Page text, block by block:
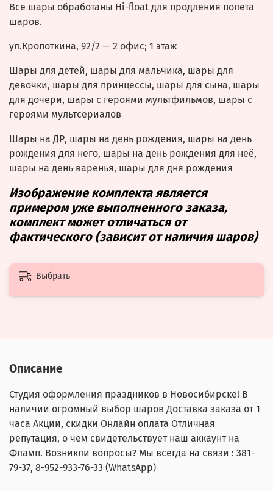
Все шары обработаны Hi-float для продления полета
шаров.
ул.Кропоткина, 92/2 — 2 офис; 1 этаж
Шары для детей, шары для мальчика, шары для
девочки, шары для принцессы, шары для сына, шары
для дочери, шары с героями мультфильмов, шары с
героями мультсериалов
Шары на ДР, шары на день рождения, шары на день
рождения для него, шары на день рождения для неё,
шары на день варенья, шары для дня рождения
Изображение комплекта является
примером уже выполненного заказа,
комплект может отличаться от
фактического (зависит от наличия шаров)
Выбрать
Описание
Студия оформления праздников в Новосибирске! В
наличии огромный выбор шаров Доставка заказа от 1
часа Акции, скидки Онлайн оплата Отличная
репутация, о чем свидетельствует наш аккаунт на
Фламп. Возникли вопросы? Мы всегда на связи : 381-
79-37, 8-952-933-76-33 (WhatsApp)